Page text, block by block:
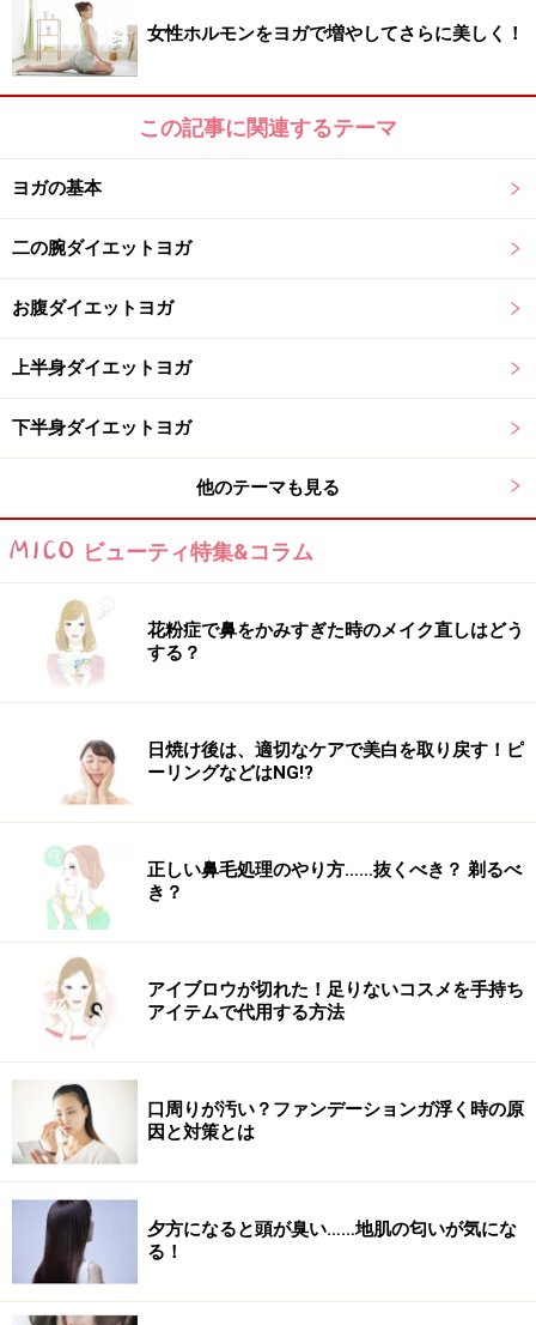
女性ホルモンをヨガで増やしてさらに美しく！
この記事に関連するテーマ
ヨガの基本
二の腕ダイエットヨガ
お腹ダイエットヨガ
上半身ダイエットヨガ
下半身ダイエットヨガ
他のテーマも見る
ビューティ特集&コラム
花粉症で鼻をかみすぎた時のメイク直しはどう
する？
日焼け後は、適切なケアで美白を取り戻す！ピ
ーリングなどはNG!?
正しい鼻毛処理のやり方……抜くべき？ 剃るべ
き？
アイブロウが切れた！足りないコスメを手持ち
アイテムで代用する方法
口周りが汚い？ファンデーションガ浮く時の原
因と対策とは
夕方になると頭が臭い……地肌の匂いが気にな
る！